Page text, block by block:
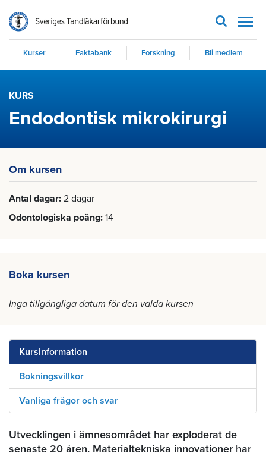
Kurser Faktabank Forskning Bli medlem
KURS
Endodontisk mikrokirurgi
Om kursen
Antal dagar 2 dagar
Odontologiska poäng 14
Boka kursen
Inga tillgängliga datum för den valda kursen
Kursinformation
Bokningsvillkor
Vanliga frågor och svar
Utvecklingen i ämnesområdet har exploderat de
senaste 20 åren. Materialtekniska innovationer har